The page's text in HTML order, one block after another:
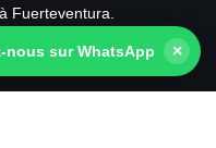
Fuerteventura.
nous sur WhatsApp ×